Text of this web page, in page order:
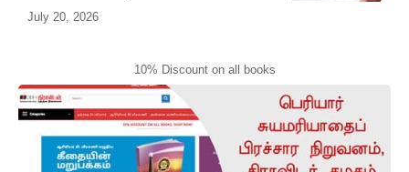
July 20, 2026
10% Discount on all books